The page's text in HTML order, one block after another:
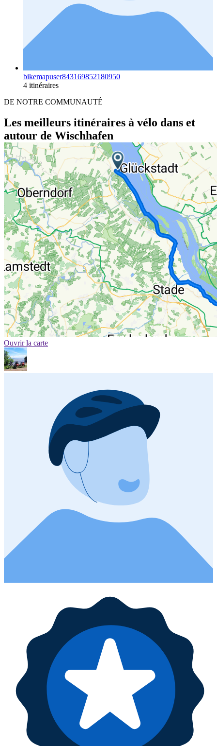
bikemapuser843169852180950
4 itinéraires
DE NOTRE COMMUNAUTÉ
Les meilleurs itinéraires à vélo dans et
autour de Wischhafen
Ouvrir la carte